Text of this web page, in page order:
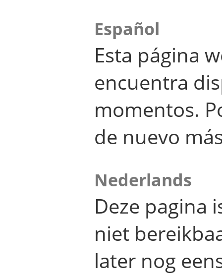
Español
Esta página
encuentra
momentos.
de nuevo
Nederlands
Deze pagina
niet
later nog